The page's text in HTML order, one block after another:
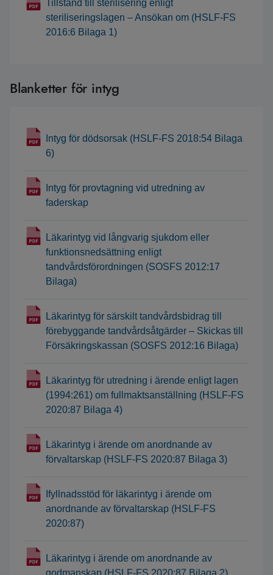
Tillstånd till sterilisering enligt
steriliseringslagen – Ansökan om (HSLF-FS
2016:6 Bilaga 1)
Blanketter för intyg
Intyg för dödsorsak (HSLF-FS 2018:54 Bilaga
6)
Intyg för provtagning vid utredning av
faderskap
Läkarintyg vid långvarig sjukdom eller
funktionsnedsättning enligt
tandvårdsförordningen (SOSFS 2012:17
Bilaga)
Läkarintyg för särskilt tandvårdsbidrag till
förebyggande tandvårdsåtgärder – Skickas till
Försäkringskassan (SOSFS 2012:16 Bilaga)
Läkarintyg för utredning i ärende enligt lagen
(1994:261) om fullmaktsanställning (HSLF-FS
2020:87 Bilaga 4)
Läkarintyg i ärende om anordnande av
förvaltarskap (HSLF-FS 2020:87 Bilaga 3)
Ifyllnadsstöd för läkarintyg i ärende om
anordnande av förvaltarskap (HSLF-FS
2020:87)
Läkarintyg i ärende om anordnande av
godmanskap (HSLF-FS 2020:87 Bilaga 2)